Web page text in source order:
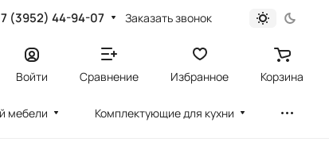
(3952) 44-94-07 Заказать звонок
Войти Сравнение Избранное Корзина
мебели Комплектующие для кухни